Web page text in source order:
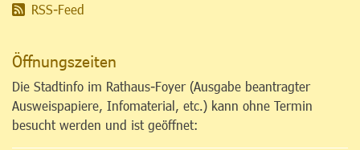
RSS-Feed
Öffnungszeiten
Die Stadtinfo im Rathaus-Foyer (Ausgabe beantragter
Ausweispapiere, Infomaterial, etc.) kann ohne Termin
besucht werden und ist geöffnet: